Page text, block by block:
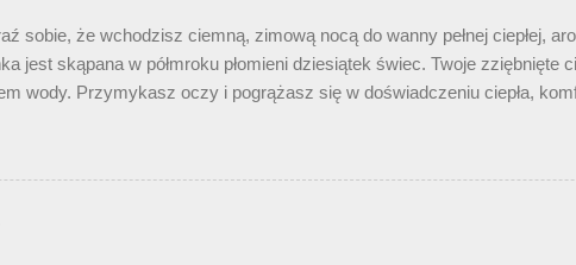
sobie, że wchodzisz ciemną, zimową nocą do wanny pełnej ciepłej,
jest skąpana w półmroku płomieni dziesiątek świec. Twoje zziębnięte
wody. Przymykasz oczy i pogrążasz się w doświadczeniu ciepła,
to „zespół roku” i od razu trzy płyty i cały bukiet utworów. Zespół
tym roku nic nowego nie wydał. Ale niemal rok temu w zakładkach
zostawiłem sobie link do ich płyty „Circumambulation”. Gdy ją
poczułem mniej więcej to, co opisałem w pierwszym akapicie.